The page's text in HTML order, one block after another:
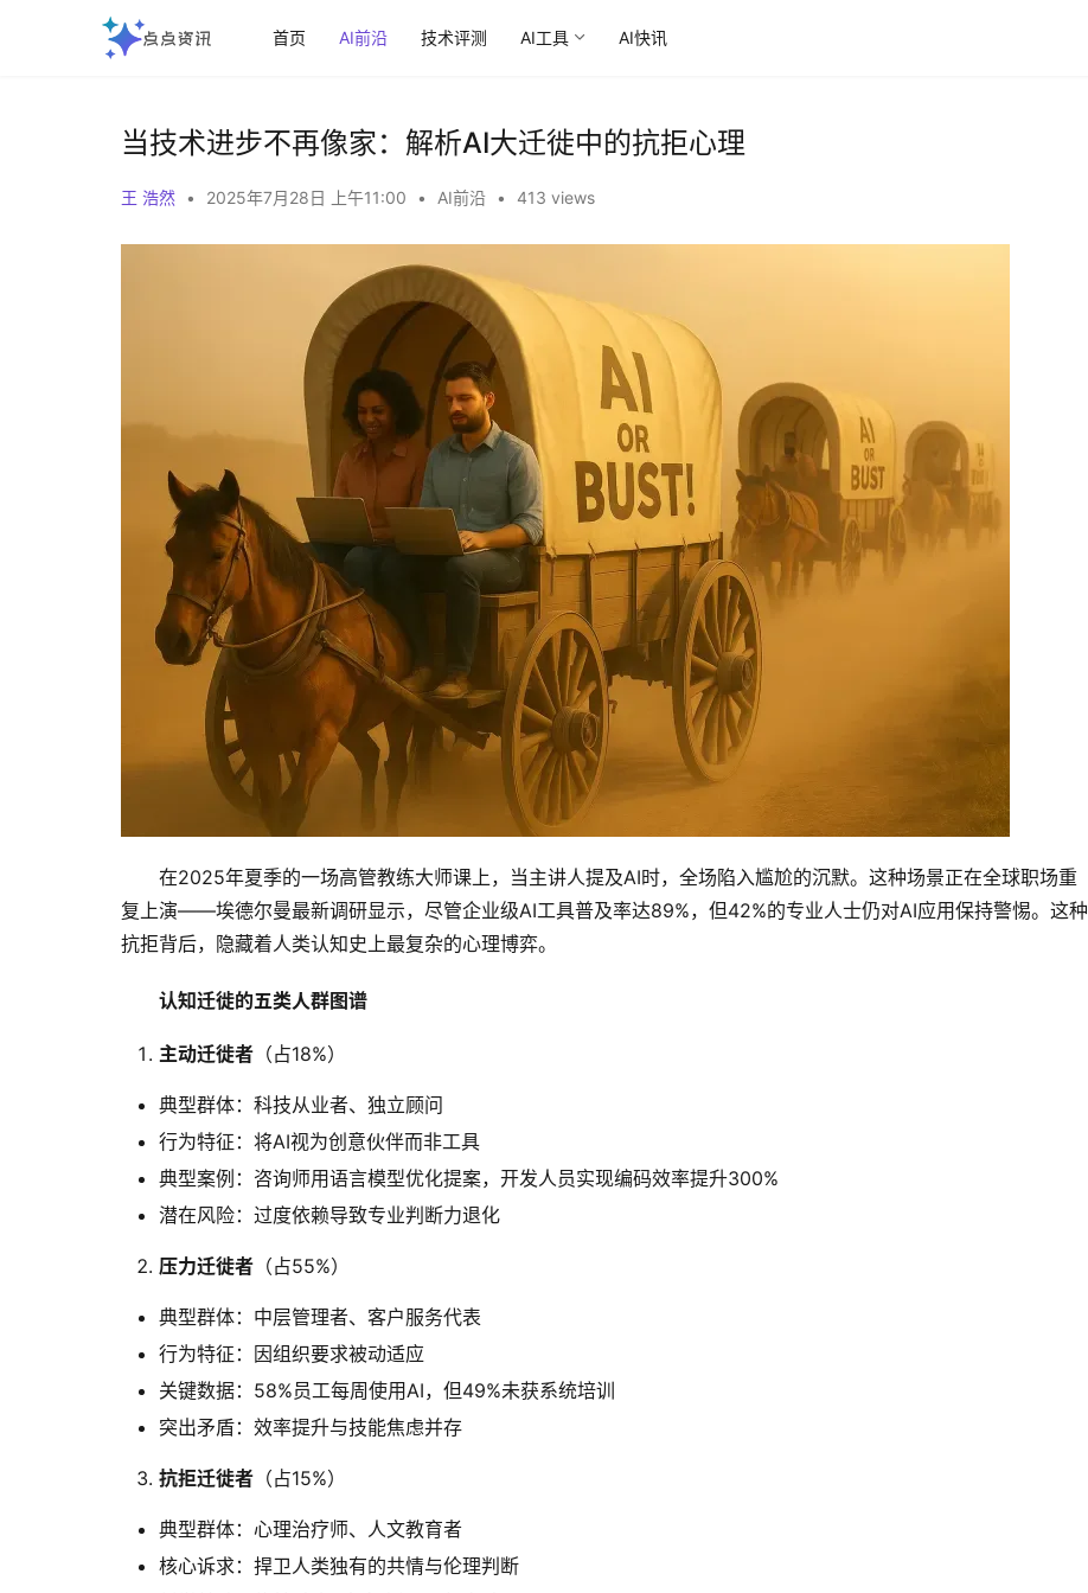
首页 AI前沿 技术评测 AI工具 AI快讯
当技术进步不再像家：解析AI大迁徙中的抗拒心理‌
王 浩然 • 2025年7月28日 上午11:00 • AI前沿 • 413 views
在2025年夏季的一场高管教练大师课上，当主讲人提及AI时，全场陷入尴尬的沉默。这种场景正在全球职场重
复上演——埃德尔曼最新调研显示，尽管企业级AI工具普及率达89%，但42%的专业人士仍对AI应用保持警惕。这种
抗拒背后，隐藏着人类认知史上最复杂的心理博弈。
认知迁徙的五类人群图谱
主动迁徙者 ‌（占18%）
典型群体：科技从业者、独立顾问
行为特征：将AI视为创意伙伴而非工具
典型案例：咨询师用语言模型优化提案，开发人员实现编码效率提升300%
潜在风险：过度依赖导致专业判断力退化
压力迁徙者 ‌（占55%）
典型群体：中层管理者、客户服务代表
行为特征：因组织要求被动适应
关键数据：58%员工每周使用AI，但49%未获系统培训
突出矛盾：效率提升与技能焦虑并存
抗拒迁徙者 ‌（占15%）
典型群体：心理治疗师、人文教育者
核心诉求：捍卫人类独有的共情与伦理判断